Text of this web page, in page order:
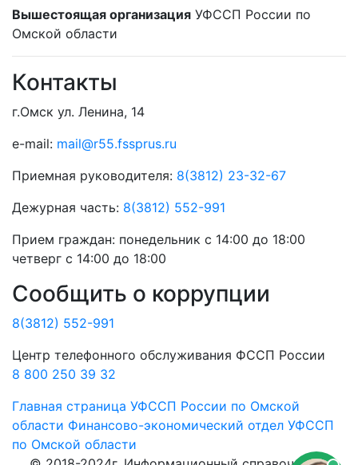
Вышестоящая организация УФССП России по
Омской области
Контакты
г.Омск ул. Ленина, 14
e-mail: mail@r55.fssprus.ru
Приемная руководителя: 8(3812) 23-32-67
Дежурная часть: 8(3812) 552-991
Прием граждан: понедельник с 14:00 до 18:00
четверг с 14:00 до 18:00
Сообщить о коррупции
8(3812) 552-991
Центр телефонного обслуживания ФССП России
8 800 250 39 32
Главная страница УФССП России по Омской
области Финансово-экономический отдел УФССП
по Омской области